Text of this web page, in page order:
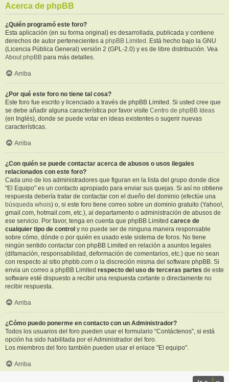
Acerca de phpBB
¿Quién programó este foro?
Esta aplicación (en su forma original) es desarrollada, publicada y contiene
derechos de autor pertenecientes a phpBB Limited . Está hecho bajo la GNU
(Licencia Pública General) versión 2 (GPL-2.0) y es de libre distribución. Vea
About phpBB para más detalles.
Arriba
¿Por qué este foro no tiene tal cosa?
Este foro fue escrito y licenciado a través de phpBB Limited. Si usted cree que
se debe añadir alguna característica por favor visite Centro de phpBB Ideas
(en Inglés), donde se puede votar en ideas existentes o sugerir nuevas
características.
Arriba
¿Con quién se puede contactar acerca de abusos o usos ilegales
relacionados con este foro?
Cada uno de los administradores que figuran en la lista del grupo donde dice
"El Equipo" es un contacto apropiado para enviar sus quejas. Si así no obtiene
respuesta debería tratar de contactar con el dueño del dominio (efectúe una
búsqueda whois) o, si este foro tiene correo sobre un dominio gratuito (Yahoo!,
gmail.com, hotmail.com, etc.), al departamento o administración de abusos de
ese servicio. Por favor, tenga en cuenta que phpBB Limited carece de
cualquier tipo de control y no puede ser de ninguna manera responsable
sobre cómo, dónde o por quién es usado este sistema de foros. No tiene
ningún sentido contactar con phpBB Limited en relación a asuntos legales
(difamación, responsabilidad, deformación de comentarios, etc.) que no sean
con respecto al sitio phpbb.com o la discreción misma del software phpBB. Si
envia un correo a phpBB Limited respecto del uso de terceras partes de este
software esté dispuesto a recibir una respuesta cortante o directamente no
recibir respuesta.
Arriba
¿Cómo puedo ponerme en contacto con un Administrador?
Todos los usuarios del foro pueden usar el formulario “Contáctenos”, si está
opción ha sido habilitada por el Administrador del foro.
Los miembros del foro también pueden usar el enlace "El equipo".
Arriba